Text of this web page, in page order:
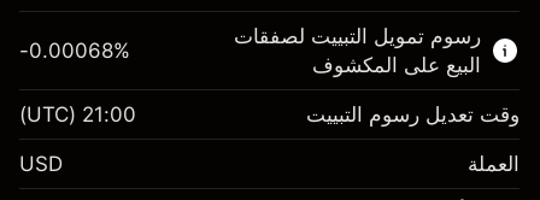
اعرف المزيد عن:
عقود الفروقات
$1,000.00
رسوم تمويل التبييت لصفقات
البيع على المكشوف
-0.00068%
وقت تعديل رسوم التبييت 21:00
(UTC)
العملة USD